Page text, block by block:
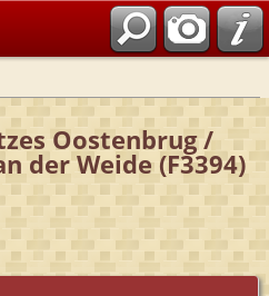
Oostenbrug /
der Weide (F3394)